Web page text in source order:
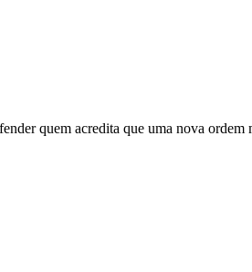
quem acredita que uma nova